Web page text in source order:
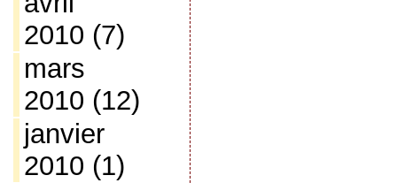
2010 (7)
mars
2010 (12)
janvier
2010 (1)